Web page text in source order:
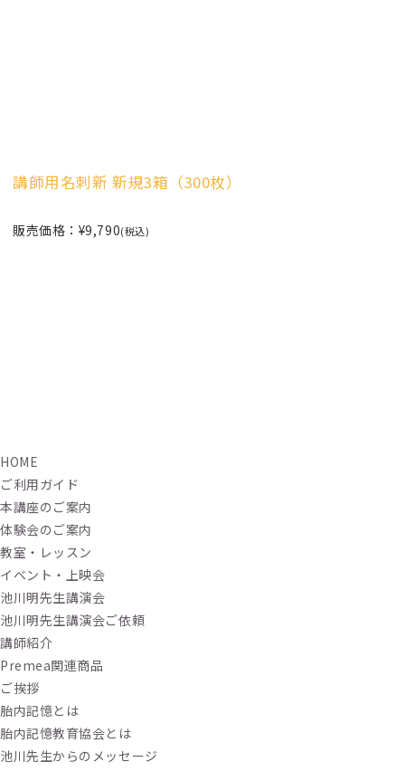
講師用名刺新 新規3箱（300枚）
販売価格：¥9,790(税込)
HOME
ご利用ガイド
本講座のご案内
体験会のご案内
教室・レッスン
イベント・上映会
池川明先生講演会
池川明先生講演会ご依頼
講師紹介
Premea関連商品
ご挨拶
胎内記憶とは
胎内記憶教育協会とは
池川先生からのメッセージ